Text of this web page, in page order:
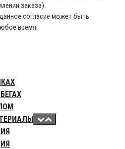
заказа).
согласие может быть
время.